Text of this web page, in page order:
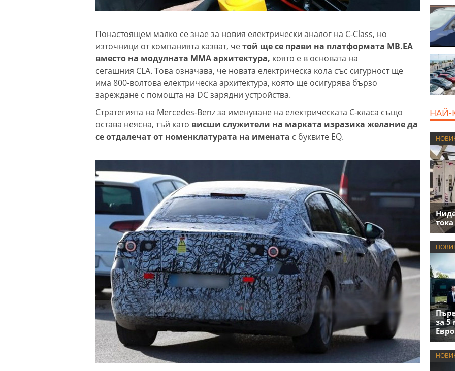
Понастоящем малко се знае за новия електрически аналог на C-Class, но
източници от компанията казват, четой ще се прави на платформата MB.EA
вместо на модулната MMA архитектура, която е в основата на
сегашния CLA. Това означава, че новата електрическа кола със сигурност ще
има 800-волтова електрическа архитектура, която ще осигурява бързо
зареждане с помощта на DC зарядни устройства.
Стратегията на Mercedes-Benz за именуване на електрическата C-класа също
остава неясна, тъй като висши служители на марката изразиха желание да
се отдалечат от номенклатурата на имената с буквите EQ.
НАЙ-
за 5